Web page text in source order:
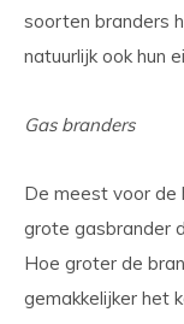
soorten branders
natuurlijk ook hun
Gas branders
De meest voor de
grote gasbrander
Hoe groter de
gemakkelijker het